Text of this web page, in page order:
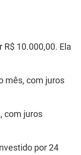
10.000,00. Ela
mês, com juros
com juros
por 24